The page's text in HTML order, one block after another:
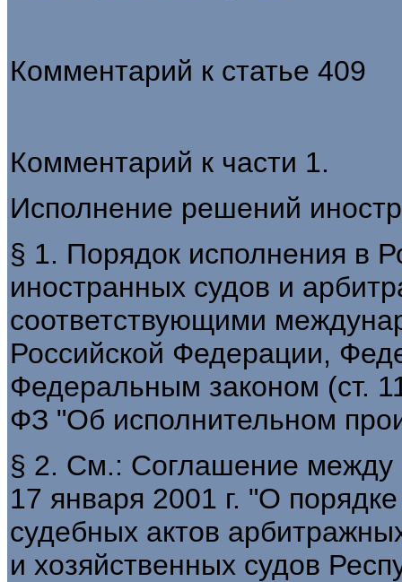
Комментарий к статье 409
Комментарий к части 1.
Исполнение решений
§ 1. Порядок исполнения в
иностранных судов и
соответствующими
Российской Федерации,
Федеральным законом (ст.
ФЗ "Об исполнительном
§ 2. См.: Соглашение между
17 января 2001 г. "О
судебных актов
и хозяйственных судов